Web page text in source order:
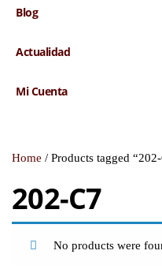
Blog
Actualidad
Mi Cuenta
Home / Products tagged
202-C7
No products were